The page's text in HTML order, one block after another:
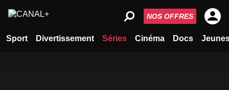
Sport Divertissement Séries Cinéma Docs
NOS OFFRES